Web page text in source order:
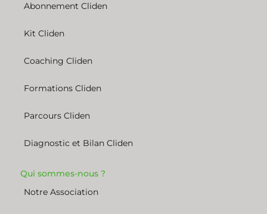
Abonnement Cliden
Kit Cliden
Coaching Cliden
Formations Cliden
Parcours Cliden
Diagnostic et Bilan Cliden
Qui sommes-nous ?
Notre Association